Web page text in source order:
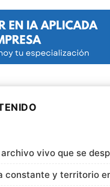
vivo que se
constante y territorio